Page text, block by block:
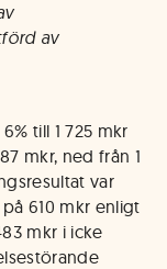
av
till 1 725 mkr
mkr, ned från 1
var
610 mkr enligt
mkr i icke